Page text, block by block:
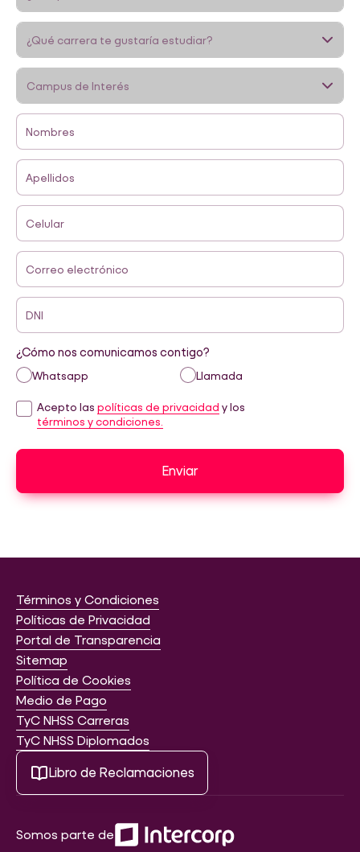
Nombres
Apellidos
Celular
Correo electrónico
DNI
¿Cómo nos comunicamos contigo?
Whatsapp Llamada
Acepto las políticas de privacidad y los
términos y condiciones.
Enviar
Términos y Condiciones
Políticas de Privacidad
Portal de Transparencia
Sitemap
Política de Cookies
Medio de Pago
TyC NHSS Carreras
TyC NHSS Diplomados
Libro de Reclamaciones
Somos parte de